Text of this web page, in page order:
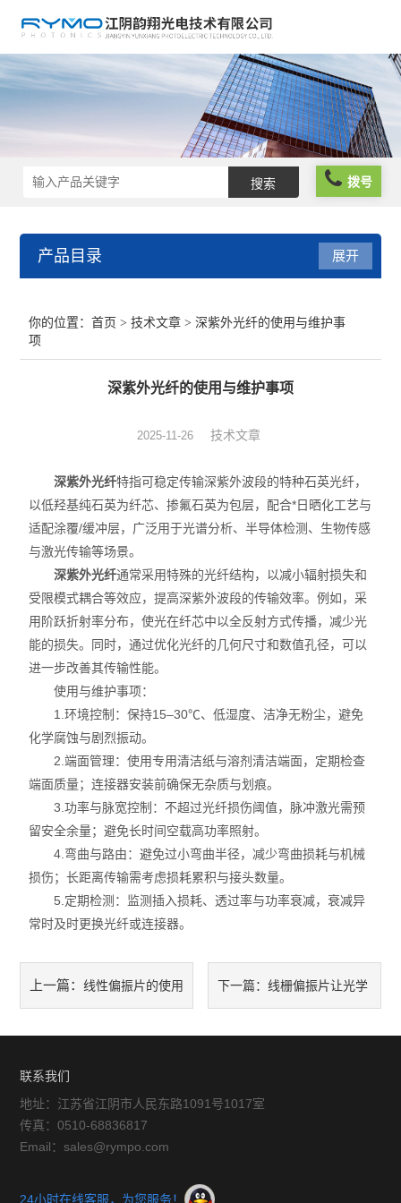
拨号
产品目录
光学元件
光纤器件
展开
你的位置：首页 >技术文章 > 深紫外光纤的使用与维护事
项
深紫外光纤的使用与维护事项
2025-11-26 技术文章
深紫外光纤特指可稳定传输深紫外波段的特种石英光纤，
以低羟基纯石英为纤芯、掺氟石英为包层，配合*日晒化工艺与
适配涂覆/缓冲层，广泛用于光谱分析、半导体检测、生物传感
与激光传输等场景。
深紫外光纤通常采用特殊的光纤结构，以减小辐射损失和
受限模式耦合等效应，提高深紫外波段的传输效率。例如，采
用阶跃折射率分布，使光在纤芯中以全反射方式传播，减少光
能的损失。同时，通过优化光纤的几何尺寸和数值孔径，可以
进一步改善其传输性能。
使用与维护事项：
1.环境控制：保持15–30℃、低湿度、洁净无粉尘，避免
化学腐蚀与剧烈振动。
2.端面管理：使用专用清洁纸与溶剂清洁端面，定期检查
端面质量；连接器安装前确保无杂质与划痕。
3.功率与脉宽控制：不超过光纤损伤阈值，脉冲激光需预
留安全余量；避免长时间空载高功率照射。
4.弯曲与路由：避免过小弯曲半径，减少弯曲损耗与机械
损伤；长距离传输需考虑损耗累积与接头数量。
5.定期检测：监测插入损耗、透过率与功率衰减，衰减异
常时及时更换光纤或连接器。
上一篇：线性偏振片的使用 下一篇： 线栅偏振片让光学
联系我们
地址：江苏省江阴市人民东路1091号1017室
传真：0510-68836817
Email：sales@rympo.com
24小时在线客服，为您服务！